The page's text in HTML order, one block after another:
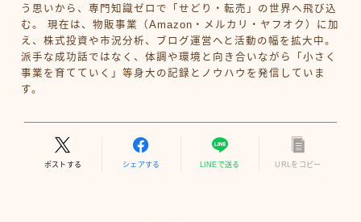
う思いから、専門知識ゼロで「せどり・転売」の世界へ飛び込
む。 現在は、物販事業（Amazon・メルカリ・ヤフオク）に加
え、株式投資や市況分析、ブログ運営へと活動の幅を拡大中。
派手な成功話ではなく、体調や環境と向き合いながら「小さく
事業を育てていく」等身大の記録とノウハウを発信していま
す。
ポストする シェアする LINEで送る URLをコピー